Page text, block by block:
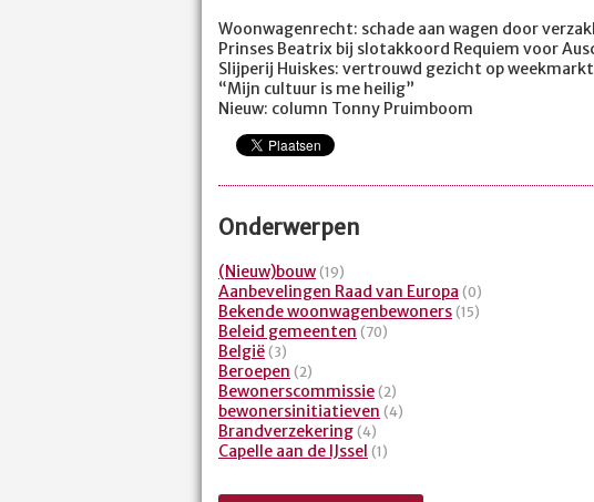
Woonwagenrecht: schade aan wagen door
Prinses Beatrix bij slotakkoord Requiem voor
Slijperij Huiskes: vertrouwd gezicht op weekmarkt
“Mijn cultuur is me heilig”
Nieuw: column Tonny Pruimboom
Onderwerpen
(Nieuw)bouw (19)
Aanbevelingen Raad van Europa (0)
Bekende woonwagenbewoners (15)
Beleid gemeenten (70)
België (3)
Beroepen (2)
Bewonerscommissie (2)
bewonersinitiatieven (4)
Brandverzekering (4)
Capelle aan de IJssel (1)